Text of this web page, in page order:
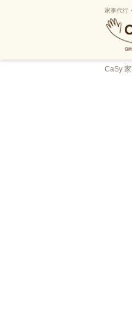
家事代行
CaSy